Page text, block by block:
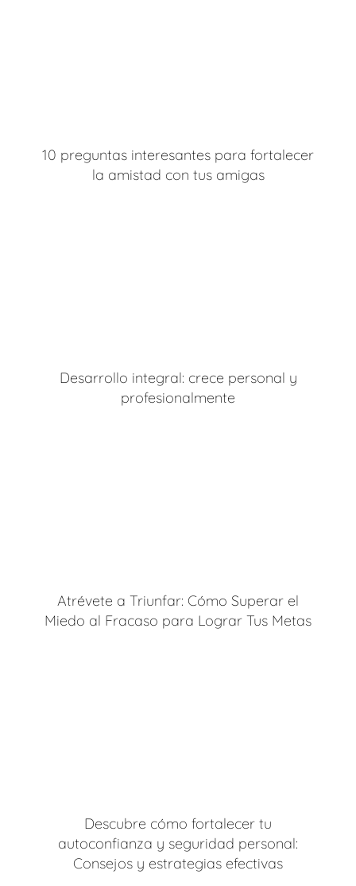
10 preguntas interesantes para fortalecer
la amistad con tus amigas
Desarrollo integral: crece personal y
profesionalmente
Atrévete a Triunfar: Cómo Superar el
Miedo al Fracaso para Lograr Tus Metas
Descubre cómo fortalecer tu
autoconfianza y seguridad personal:
Consejos y estrategias efectivas